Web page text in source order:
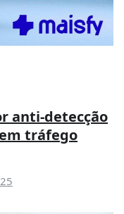
anti-detecção
tráfego